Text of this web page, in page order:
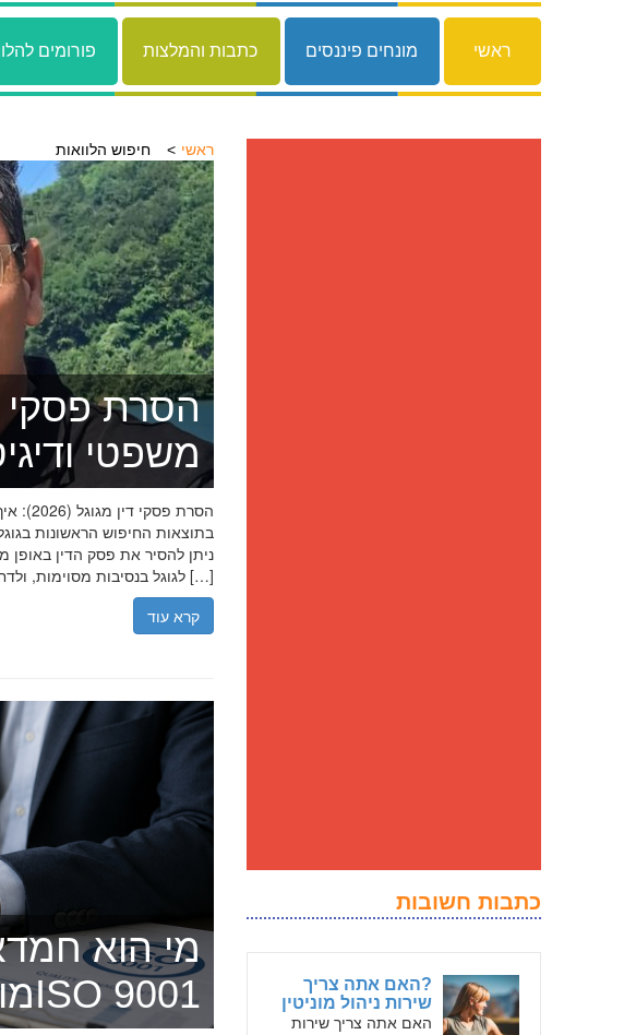
ראשי מונחים פיננסים כתבות והמלצות פורומים
כתבות חשובות
?האם אתה צריך
שירות ניהול מוניטין
האם אתה צריך שירות
ראשי חיפוש הלוואות
הסרת פסקי
משפטי
הסרת
בתוצאות החיפוש הראשונות
ניתן להסיר את פסק הדין באופן
לגוגל בנסיבות מסוימות, ולדחוק את התוצאה השלילית לדפים מאוחרים יותר […]
קרא עוד
מי הוא
מומחה ה־ISO 9001